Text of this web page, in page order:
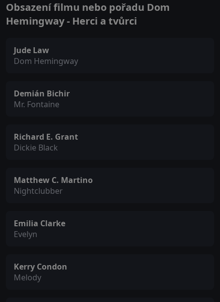
Obsazení filmu nebo pořadu Dom
Hemingway - Herci a tvůrci
Jude Law
Dom Hemingway
Demián Bichir
Mr. Fontaine
Richard E. Grant
Dickie Black
Matthew C. Martino
Nightclubber
Emilia Clarke
Evelyn
Kerry Condon
Melody